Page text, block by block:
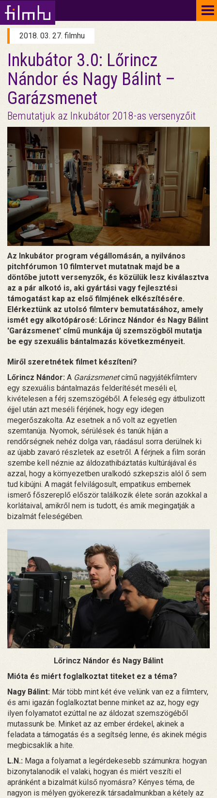
2018. 03. 27. filmhu
Inkubátor 3.0: Lőrincz
Nándor és Nagy Bálint –
Garázsmenet
Bemutatjuk az Inkubátor 2018-as versenyzőit
Az Inkubátor program végállomásán, a nyilvános
pitchfórumon 10 filmtervet mutatnak majd be a
döntőbe jutott versenyzők, és közülük lesz kiválasztva
az a pár alkotó is, aki gyártási vagy fejlesztési
támogatást kap az első filmjének elkészítésére.
Elérkeztünk az utolsó filmterv bemutatásához, amely
ismét egy alkotópárosé: Lőrincz Nándor és Nagy Bálint
'Garázsmenet' című munkája új szemszögből mutatja
be egy szexuális bántalmazás következményeit.
Miről szeretnétek filmet készíteni?
Lőrincz Nándor: A Garázsmenetcímű nagyjátékfilmterv
egy szexuális bántalmazás felderítését meséli el,
kivételesen a férj szemszögéből. A feleség egy átbulizott
éjjel után azt meséli férjének, hogy egy idegen
megerőszakolta. Az esetnek a nő volt az egyetlen
szemtanúja. Nyomok, sérülések és tanúk híján a
rendőrségnek nehéz dolga van, ráadásul sorra derülnek ki
az újabb zavaró részletek az esetről. A férjnek a film során
szembe kell néznie az áldozathibáztatás kultúrájával és
azzal, hogy a környezetben uralkodó szkepszis alól ő sem
tud kibújni. A magát felvilágosult, empatikus embernek
ismerő főszereplő először találkozik élete során azokkal a
korlátaival, amikről nem is tudott, és amik megingatják a
bizalmát feleségében.
Lőrincz Nándor és Nagy Bálint
Mióta és miért foglalkoztat titeket ez a téma?
Nagy Bálint: Már több mint két éve velünk van ez a filmterv,
és ami igazán foglalkoztat benne minket az az, hogy egy
ilyen folyamatot ezúttal ne az áldozat szemszögéből
mutassunk be. Minket az az ember érdekel, akinek a
feladata a támogatás és a segítség lenne, és akinek mégis
megbicsaklik a hite.
L.N.: Maga a folyamat a legérdekesebb számunkra: hogyan
bizonytalanodik el valaki, hogyan és miért veszíti el
apránként a bizalmát külső nyomásra? Kényes téma, de
nagyon is mélyen gyökerezik társadalmunkban a kétely az